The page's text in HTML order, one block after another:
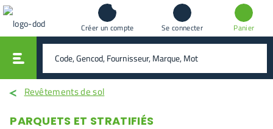
Créer un compte Se connecter Panier
rechercher
Revêtements de sol
PARQUETS ET STRATIFIÉS